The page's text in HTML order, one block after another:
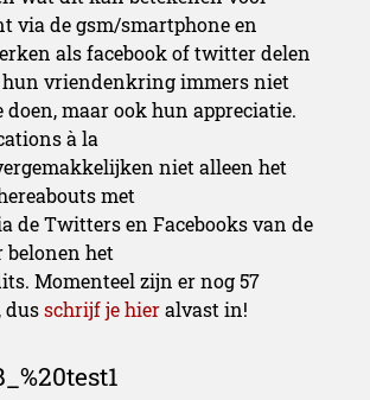
via de gsm/smartphone en
als facebook of twitter delen
hun vriendenkring immers niet
doen, maar ook hun appreciatie.
à la
niet alleen het
met
de Twitters en Facebooks van de
belonen het
Momenteel zijn er nog 57
dusschrijf je hieralvast in!